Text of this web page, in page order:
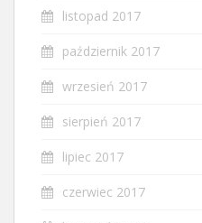
listopad 2017
październik 2017
wrzesień 2017
sierpień 2017
lipiec 2017
czerwiec 2017